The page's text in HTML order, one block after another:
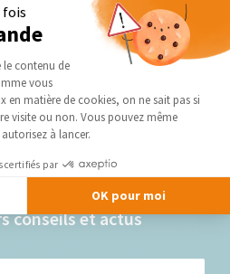
conseils et actus
du
le contenu de
vous
en matière de cookies, on ne sait pas si
visite ou non. Vous pouvez même
à lancer.
certifiés par
OK pour moi
consent